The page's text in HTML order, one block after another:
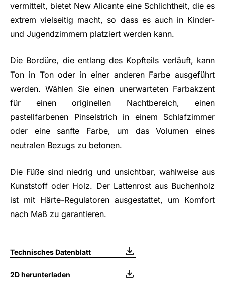
vermittelt, bietet New Alicante eine Schlichtheit, die es
extrem vielseitig macht, so dass es auch in Kinder-
und Jugendzimmern platziert werden kann.
Die Bordüre, die entlang des Kopfteils verläuft, kann
Ton in Ton oder in einer anderen Farbe ausgeführt
werden. Wählen Sie einen unerwarteten Farbakzent
für einen originellen Nachtbereich, einen
pastellfarbenen Pinselstrich in einem Schlafzimmer
oder eine sanfte Farbe, um das Volumen eines
neutralen Bezugs zu betonen.
Die Füße sind niedrig und unsichtbar, wahlweise aus
Kunststoff oder Holz. Der Lattenrost aus Buchenholz
ist mit Härte-Regulatoren ausgestattet, um Komfort
nach Maß zu garantieren.
Technisches Datenblatt
2D herunterladen